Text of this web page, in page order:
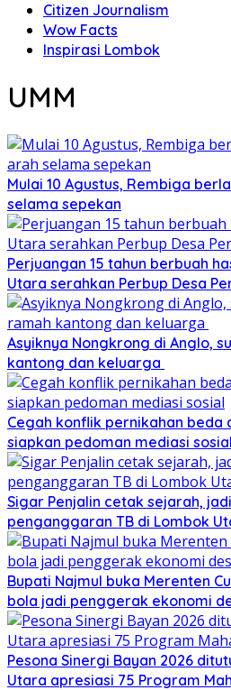
Citizen Journalism
Wow Facts
Inspirasi Lombok
UMM
Mulai 10 Agustus, Rembiga
selama sepekan
Perjuangan 15 tahun berbuah
Utara serahkan Perbup Desa
Asyiknya Nongkrong di Anglo,
kantong dan keluarga
Cegah konflik pernikahan beda
siapkan pedoman mediasi sosial
Sigar Penjalin cetak sejarah,
penganggaran TB di Lombok
Bupati Najmul buka Merenten
bola jadi penggerak ekonomi
Pesona Sinergi Bayan 2026
Utara apresiasi 75 Program